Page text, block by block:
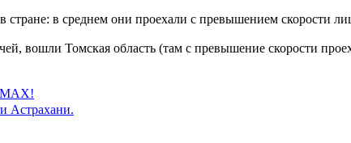
в среднем они проехали с превышением скорости
вошли Томская область (там с превышение скорости
MAX!
Астрахани.